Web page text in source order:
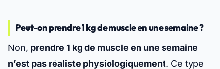
Peut-on prendre 1 kg de muscle en une semaine ?
Non, prendre 1 kg de muscle en une semaine
n’est pas réaliste physiologiquement. Ce type